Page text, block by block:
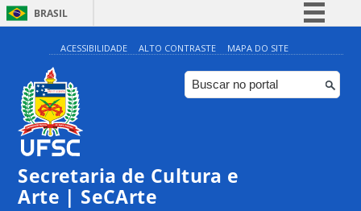
BRASIL
Simplifique!
Comunica BR
Participe
ACESSIBILIDADE ALTO CONTRASTE MAPA DO SITE
Secretaria de Cultura e
Arte | SeCArte